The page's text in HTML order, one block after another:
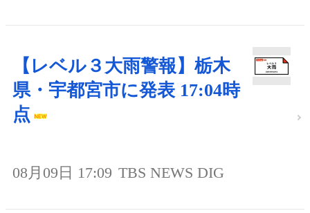
【レベル３大雨警報】栃木
県・宇都宮市に発表 17:04時
点
08月09日 17:09 TBS NEWS DIG